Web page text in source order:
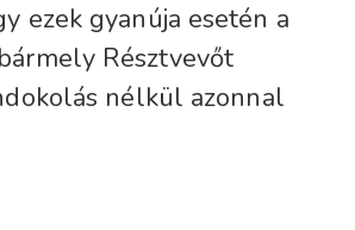
ezek gyanúja esetén a
Résztvevőt
nélkül azonnal